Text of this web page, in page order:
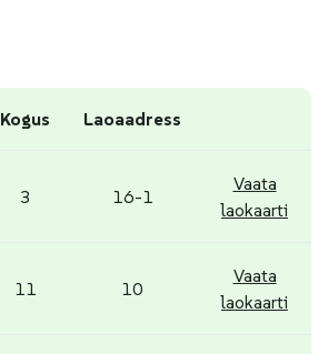
Kogus Laoaadress
3 16-1
Vaata
laokaarti
11 10
Vaata
laokaarti